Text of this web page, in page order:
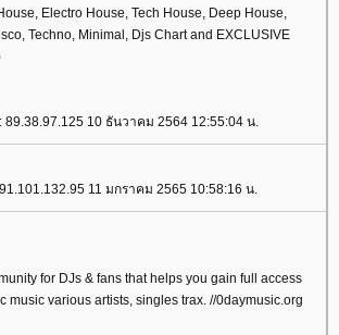
Electro House, Tech House, Deep House,
Techno, Minimal, Djs Chart and EXCLUSIVE
10 ธันวาคม 2564 12:55:04 น.
11 มกราคม 2565 10:58:16 น.
for DJs & fans that helps you gain full access
music various artists, singles trax. //0daymusic.org